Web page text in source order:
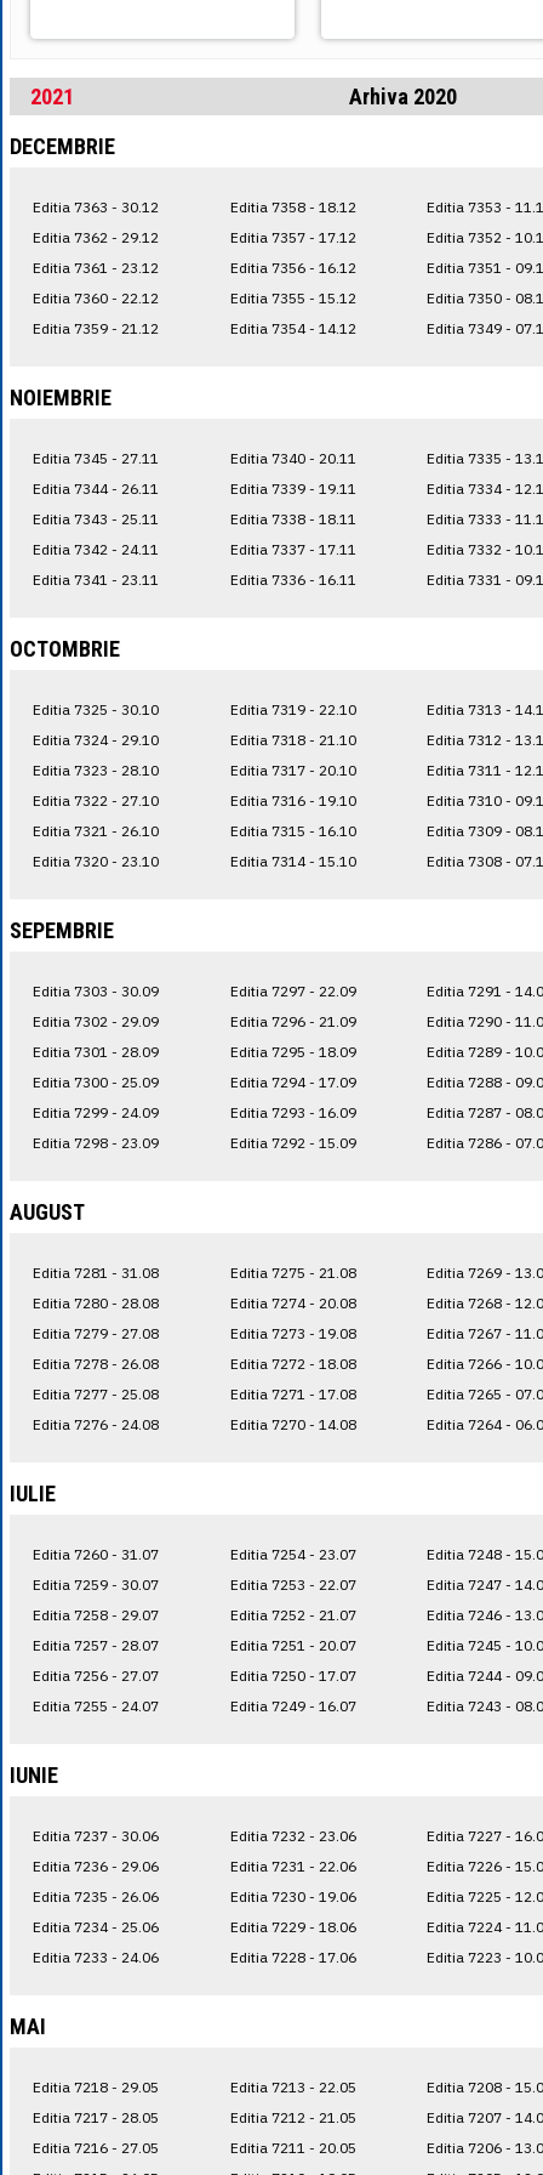
2021
Arhiva 2020
DECEMBRIE
Editia 7363 - 30.12
Editia 7362 - 29.12
Editia 7361 - 23.12
Editia 7360 - 22.12
Editia 7359 - 21.12
Editia 7358 - 18.12
Editia 7357 - 17.12
Editia 7356 - 16.12
Editia 7355 - 15.12
Editia 7354 - 14.12
Editia 7353 -
Editia 7352 -
Editia 7351 -
Editia 7350 -
Editia 7349 -
NOIEMBRIE
Editia 7345 - 27.11
Editia 7344 - 26.11
Editia 7343 - 25.11
Editia 7342 - 24.11
Editia 7341 - 23.11
Editia 7340 - 20.11
Editia 7339 - 19.11
Editia 7338 - 18.11
Editia 7337 - 17.11
Editia 7336 - 16.11
Editia 7335 -
Editia 7334 -
Editia 7333 -
Editia 7332 -
Editia 7331 -
OCTOMBRIE
Editia 7325 - 30.10
Editia 7324 - 29.10
Editia 7323 - 28.10
Editia 7322 - 27.10
Editia 7321 - 26.10
Editia 7320 - 23.10
Editia 7319 - 22.10
Editia 7318 - 21.10
Editia 7317 - 20.10
Editia 7316 - 19.10
Editia 7315 - 16.10
Editia 7314 - 15.10
Editia 7313 -
Editia 7312 -
Editia 7311 -
Editia 7310 -
Editia 7309 -
Editia 7308 -
SEPEMBRIE
Editia 7303 - 30.09
Editia 7302 - 29.09
Editia 7301 - 28.09
Editia 7300 - 25.09
Editia 7299 - 24.09
Editia 7298 - 23.09
Editia 7297 - 22.09
Editia 7296 - 21.09
Editia 7295 - 18.09
Editia 7294 - 17.09
Editia 7293 - 16.09
Editia 7292 - 15.09
Editia 7291 -
Editia 7290 -
Editia 7289 -
Editia 7288 -
Editia 7287 -
Editia 7286 -
AUGUST
Editia 7281 - 31.08
Editia 7280 - 28.08
Editia 7279 - 27.08
Editia 7278 - 26.08
Editia 7277 - 25.08
Editia 7276 - 24.08
Editia 7275 - 21.08
Editia 7274 - 20.08
Editia 7273 - 19.08
Editia 7272 - 18.08
Editia 7271 - 17.08
Editia 7270 - 14.08
Editia 7269 -
Editia 7268 -
Editia 7267 -
Editia 7266 -
Editia 7265 -
Editia 7264 -
IULIE
Editia 7260 - 31.07
Editia 7259 - 30.07
Editia 7258 - 29.07
Editia 7257 - 28.07
Editia 7256 - 27.07
Editia 7255 - 24.07
Editia 7254 - 23.07
Editia 7253 - 22.07
Editia 7252 - 21.07
Editia 7251 - 20.07
Editia 7250 - 17.07
Editia 7249 - 16.07
Editia 7248 -
Editia 7247 -
Editia 7246 -
Editia 7245 -
Editia 7244 -
Editia 7243 -
IUNIE
Editia 7237 - 30.06
Editia 7236 - 29.06
Editia 7235 - 26.06
Editia 7234 - 25.06
Editia 7233 - 24.06
Editia 7232 - 23.06
Editia 7231 - 22.06
Editia 7230 - 19.06
Editia 7229 - 18.06
Editia 7228 - 17.06
Editia 7227 -
Editia 7226 -
Editia 7225 -
Editia 7224 -
Editia 7223 -
MAI
Editia 7218 - 29.05
Editia 7217 - 28.05
Editia 7216 - 27.05
Editia 7213 - 22.05
Editia 7212 - 21.05
Editia 7211 - 20.05
Editia 7208 -
Editia 7207 -
Editia 7206 -